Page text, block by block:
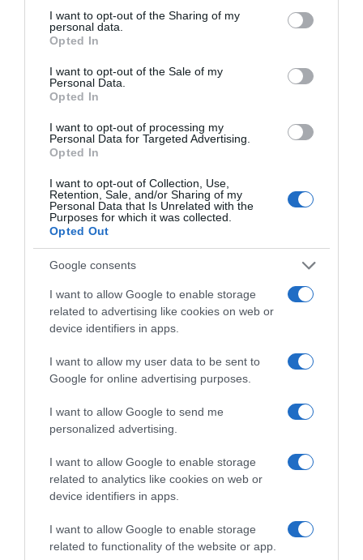
not limited to your visit or usage behaviour. You may click to
grant or deny consent to Google and its third-party tags to
use your data for below specified purposes in below Google
consent section.
I want to opt-out of the Sharing of my
personal data.
Opted In
I want to opt-out of the Sale of my
Personal Data.
Opted In
I want to opt-out of processing my
Personal Data for Targeted Advertising.
Opted In
I want to opt-out of Collection, Use,
Retention, Sale, and/or Sharing of my
Personal Data that Is Unrelated with the
Purposes for which it was collected.
Opted Out
Google consents
I want to allow Google to enable storage
related to advertising like cookies on web or
device identifiers in apps.
I want to allow my user data to be sent to
Google for online advertising purposes.
I want to allow Google to send me
personalized advertising.
I want to allow Google to enable storage
related to analytics like cookies on web or
device identifiers in apps.
I want to allow Google to enable storage
related to functionality of the website or app.
ΔΙΑΒΆΣΤΕ ΣΤΟ «Π»